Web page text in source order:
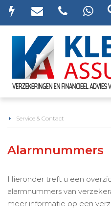
Service & Contact
Alarmnummers
Hieronder treft u een
alarmnummers van
meer informatie op een